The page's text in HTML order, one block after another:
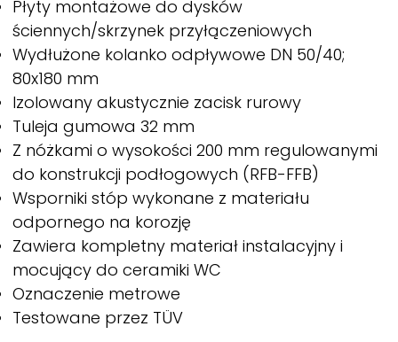
Płyty montażowe do dysków
ściennych/skrzynek przyłączeniowych
Wydłużone kolanko odpływowe DN 50/40;
80x180 mm
Izolowany akustycznie zacisk rurowy
Tuleja gumowa 32 mm
Z nóżkami o wysokości 200 mm regulowanymi
do konstrukcji podłogowych (RFB-FFB)
Wsporniki stóp wykonane z materiału
odpornego na korozję
Zawiera kompletny materiał instalacyjny i
mocujący do ceramiki WC
Oznaczenie metrowe
Testowane przez TÜV